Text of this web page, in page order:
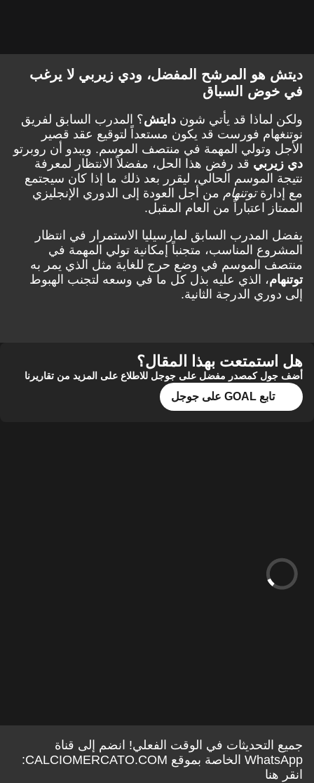
ديتش هو المرشح المفضل، ودي زيربي لا يرغب
في خوض السباق
ولكن لماذا قد يأتي شون دايتش؟ المدرب السابق لفريق
نوتنغهام فورست قد يكون مستعداً لتوقيع عقد قصير
الأجل وتولي المهمة في منتصف الموسم. ويبدو أن روبرتو
دي زيربي قد رفض هذا الحل، مفضلاً الانتظار لمعرفة
نتيجة الموسم الحالي، ليقرر بعد ذلك ما إذا كان سيجتمع
مع إدارةتوتنهام من أجل العودة إلى الدوري الإنجليزي
الممتاز اعتباراً من العام المقبل.
يفضل المدرب السابق لمارسيليا الاستمرار في انتظار
المشروع المناسب، متجنباً إمكانية تولي المهمة في
منتصف الموسم في وضع حرج للغاية مثل الذي يمر به
توتنهام، الذي عليه بذل كل ما في وسعه لتجنب الهبوط
إلى دوري الدرجة الثانية.
هل استمتعت بهذا المقال؟
أضف جول كمصدر مفضل على جوجل للاطلاع على المزيد من تقاريرنا
تابع GOAL على جوجل
جميع التحديثات في الوقت الفعلي! انضم إلى قناة
WhatsApp الخاصة بموقع CALCIOMERCATO.COM:
انقر هنا